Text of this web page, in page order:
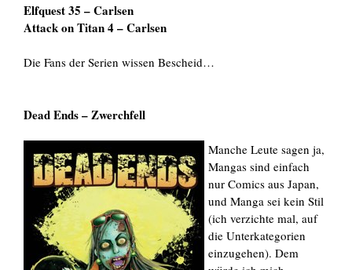
Elfquest 35 – Carlsen
Attack on Titan 4 – Carlsen
Die Fans der Serien wissen Bescheid…
Dead Ends – Zwerchfell
Manche Leute sagen ja,
Mangas sind einfach
nur Comics aus Japan,
und Manga sei kein Stil
(ich verzichte mal, auf
die Unterkategorien
einzugehen). Dem